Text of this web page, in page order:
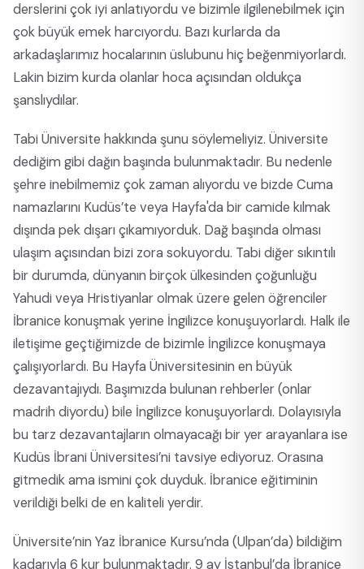
derslerini çok iyi anlatıyordu ve bizimle ilgilenebilmek için
çok büyük emek harcıyordu. Bazı kurlarda da
arkadaşlarımız hocalarının üslubunu hiç beğenmiyorlardı.
Lakin bizim kurda olanlar hoca açısından oldukça
şanslıydılar.
Tabi Üniversite hakkında şunu söylemeliyiz. Üniversite
dediğim gibi dağın başında bulunmaktadır. Bu nedenle
şehre inebilmemiz çok zaman alıyordu ve bizde Cuma
namazlarını Kudüs’te veya Hayfa'da bir camide kılmak
dışında pek dışarı çıkamıyorduk. Dağ başında olması
ulaşım açısından bizi zora sokuyordu. Tabi diğer sıkıntılı
bir durumda, dünyanın birçok ülkesinden çoğunluğu
Yahudi veya Hristiyanlar olmak üzere gelen öğrenciler
İbranice konuşmak yerine İngilizce konuşuyorlardı. Halk ile
iletişime geçtiğimizde de bizimle İngilizce konuşmaya
çalışıyorlardı. Bu Hayfa Üniversitesinin en büyük
dezavantajıydı. Başımızda bulunan rehberler (onlar
madrih diyordu) bile İngilizce konuşuyorlardı. Dolayısıyla
bu tarz dezavantajların olmayacağı bir yer arayanlara ise
Kudüs İbrani Üniversitesi’ni tavsiye ediyoruz. Orasına
gitmedik ama ismini çok duyduk. İbranice eğitiminin
verildiği belki de en kaliteli yerdir.
Üniversite’nin Yaz İbranice Kursu’nda (Ulpan’da) bildiğim
kadarıyla 6 kur bulunmaktadır. 9 ay İstanbul’da İbranice